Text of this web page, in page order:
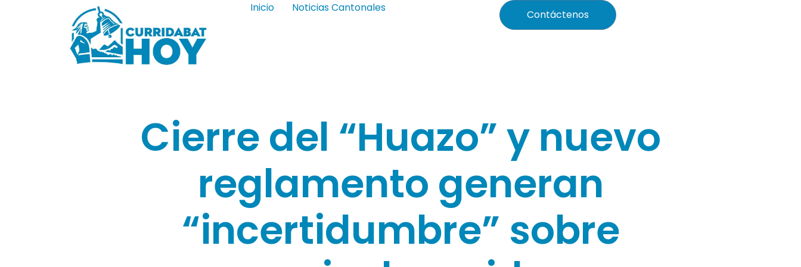
Inicio Noticias Cantonales
Contáctenos
Cierre del “Huazo” y nuevo
reglamento generan
“incertidumbre” sobre